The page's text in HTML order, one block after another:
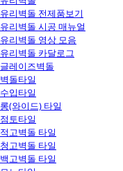
유리벽돌 전제품보기
유리벽돌 시공 매뉴얼
유리벽돌 영상 모음
유리벽돌 카달로그
글레이즈벽돌
벽돌타일
수입타일
롱(와이드) 타일
점토타일
적고벽돌 타일
청고벽돌 타일
백고벽돌 타일